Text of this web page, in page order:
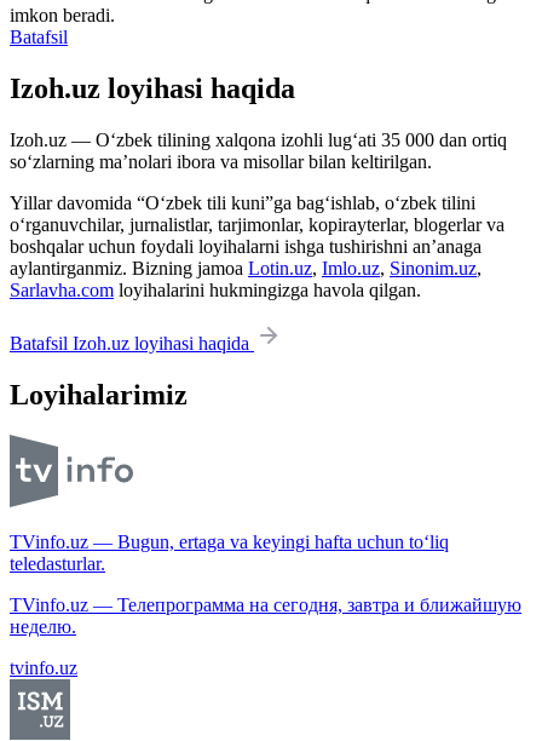
imkon beradi.
Batafsil
Izoh.uz loyihasi haqida
Izoh.uz — O‘zbek tilining xalqona izohli lug‘ati 35 000 dan ortiq
so‘zlarning ma’nolari ibora va misollar bilan keltirilgan.
Yillar davomida “O‘zbek tili kuni”ga bag‘ishlab, o‘zbek tilini
o‘rganuvchilar, jurnalistlar, tarjimonlar, kopirayterlar, blogerlar va
boshqalar uchun foydali loyihalarni ishga tushirishni an’anaga
aylantirganmiz. Bizning jamoa Lotin.uz, Imlo.uz, Sinonim.uz,
Sarlavha.com loyihalarini hukmingizga havola qilgan.
Batafsil Izoh.uz loyihasi haqida
Loyihalarimiz
TVinfo.uz — Bugun, ertaga va keyingi hafta uchun to‘liq
teledasturlar.
TVinfo.uz — Телепрограмма на сегодня, завтра и ближайшую
неделю.
tvinfo.uz